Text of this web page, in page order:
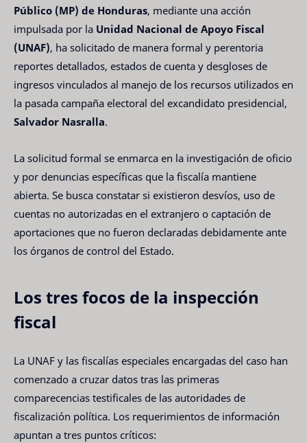
Público (MP) de Honduras, mediante una acción
impulsada por la Unidad Nacional de Apoyo Fiscal
(UNAF), ha solicitado de manera formal y perentoria
reportes detallados, estados de cuenta y desgloses de
ingresos vinculados al manejo de los recursos utilizados en
la pasada campaña electoral del excandidato presidencial,
Salvador Nasralla.
La solicitud formal se enmarca en la investigación de oficio
y por denuncias específicas que la fiscalía mantiene
abierta. Se busca constatar si existieron desvíos, uso de
cuentas no autorizadas en el extranjero o captación de
aportaciones que no fueron declaradas debidamente ante
los órganos de control del Estado.
Los tres focos de la inspección
fiscal
La UNAF y las fiscalías especiales encargadas del caso han
comenzado a cruzar datos tras las primeras
comparecencias testificales de las autoridades de
fiscalización política. Los requerimientos de información
apuntan a tres puntos críticos: